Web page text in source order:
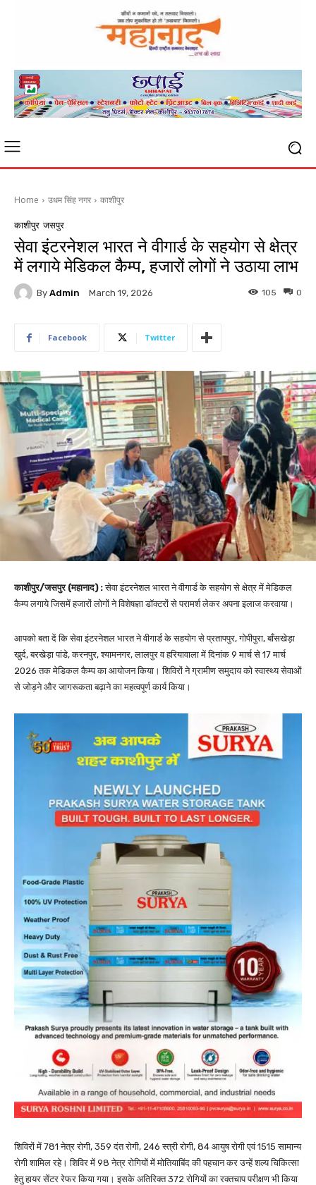
Home उधम सिंह नगर काशीपुर
काशीपुर जसपुर
सेवा इंटरनेशल भारत ने वीगार्ड के सहयोग से क्षेत्र
में लगाये मेडिकल कैम्प, हजारों लोगों ने उठाया लाभ
By Admin March 19, 2026 0
105
Facebook Twitter
काशीपुर/जसपुर (महानाद) :सेवा इंटरनेशल भारत ने वीगार्ड के सहयोग से क्षेत्र में मेडिकल
कैम्प लगाये जिसमें हजारों लोगों ने विशेषज्ञा डॉक्टरों से परामर्श लेकर अपना इलाज करवाया।
आपको बता दें कि सेवा इंटरनेशल भारत ने वीगार्ड के सहयोग से प्रतापपुर, गोपीपुरा, बाँसखेड़ा
खुर्द, बरखेड़ा पांडे, करनपुर, श्यामनगर, लालपुर व हरियावाला में दिनांक 9 मार्च से 17 मार्च
2026 तक मेडिकल कैम्प का आयोजन किया। शिविरों ने ग्रामीण समुदाय को स्वास्थ्य सेवाओं
से जोड़ने और जागरूकता बढ़ाने का महत्वपूर्ण कार्य किया।
शिविरों में 781 नेत्र रोगी, 359 दंत रोगी, 246 स्त्री रोगी, 84 आयुष रोगी एवं 1515 सामान्य
रोगी शामिल रहे। शिविर में 98 नेत्र रोगियों में मोतियाबिंद की पहचान कर उन्हें शल्य चिकित्सा
हेतु हायर सेंटर रेफर किया गया। इसके अतिरिक्त 372 रोगियों का रक्तचाप परीक्षण भी किया